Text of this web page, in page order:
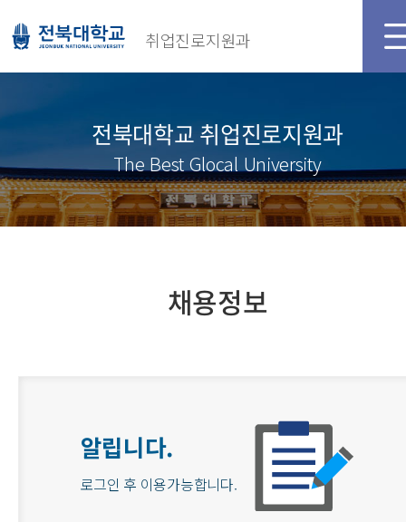
취업진로지원과
전북대학교 취업진로지원과
The Best Glocal University
채용정보
알립니다.
로그인 후 이용가능합니다.